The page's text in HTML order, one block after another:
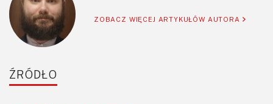
ZOBACZ WIĘCEJ ARTYKUŁÓW AUTORA
ŹRÓDŁO